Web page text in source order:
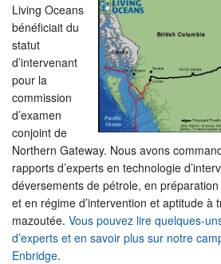
Living Oceans
bénéficiait du
statut
d’intervenant
pour la
commission
d’examen
conjoint de
Northern Gateway. Nous avons
rapports d’experts en technologie
déversements de pétrole, en
et en régime d’intervention et aptitude à
mazoutée. Vous pouvez lire quelques-
d’experts et en savoir plus sur notre
Enbridge.